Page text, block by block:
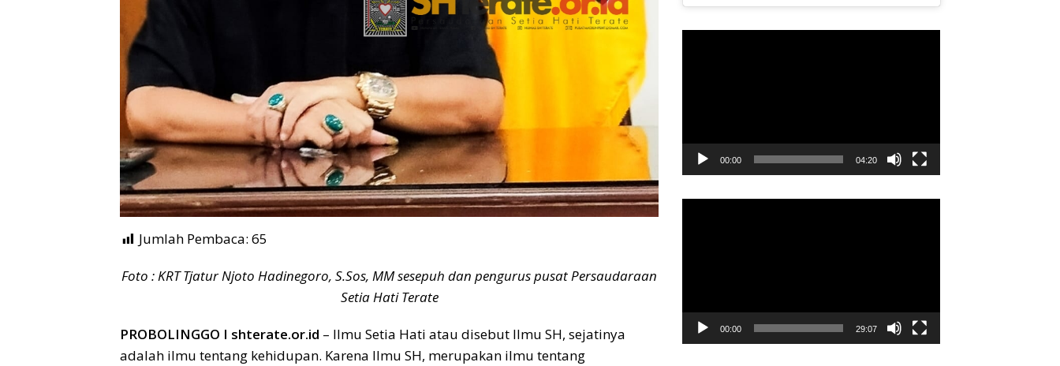
Jumlah Pembaca: 65
Foto : KRT Tjatur Njoto Hadinegoro, S.Sos, MM sesepuh dan pengurus pusat Persaudaraan
Setia Hati Terate
PROBOLINGGO I shterate.or.id – Ilmu Setia Hati atau disebut Ilmu SH, sejatinya
adalah ilmu tentang kehidupan. Karena Ilmu SH, merupakan ilmu tentang
00:00 04:20
00:00 29:07